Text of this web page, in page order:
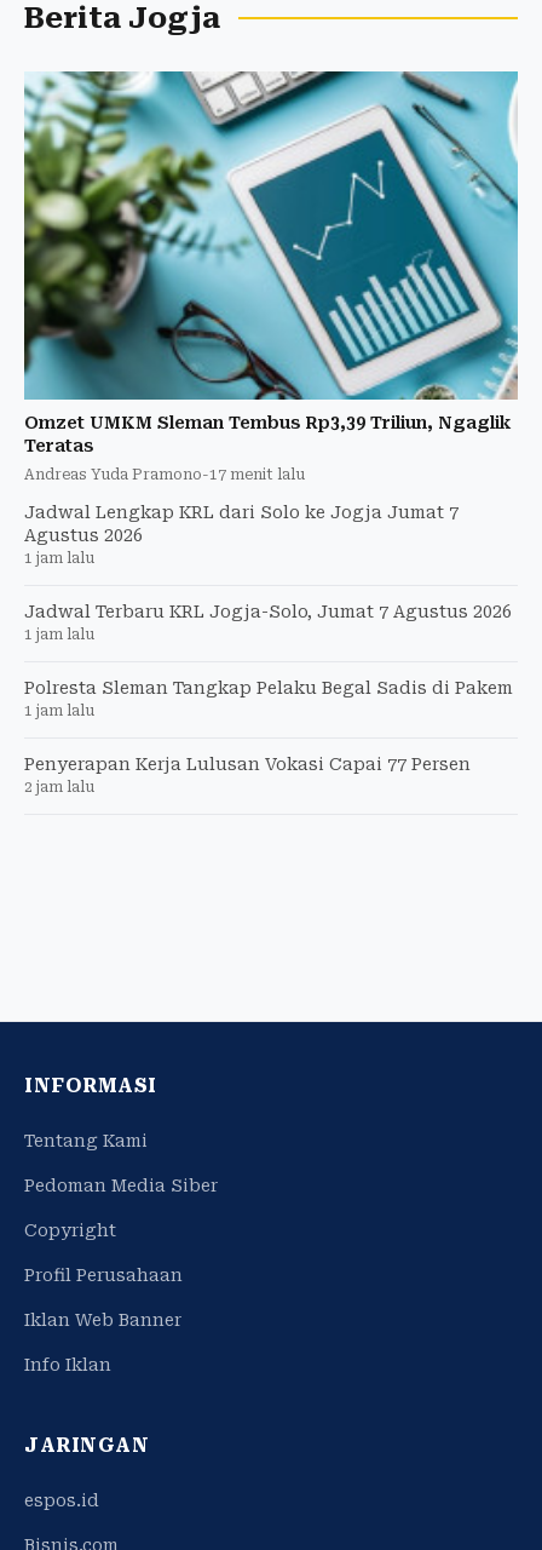
Berita Jogja
Omzet UMKM Sleman Tembus Rp3,39 Triliun, Ngaglik
Teratas
Andreas Yuda Pramono-17 menit lalu
Jadwal Lengkap KRL dari Solo ke Jogja Jumat 7
Agustus 2026
1 jam lalu
Jadwal Terbaru KRL Jogja-Solo, Jumat 7 Agustus 2026
1 jam lalu
Polresta Sleman Tangkap Pelaku Begal Sadis di Pakem
1 jam lalu
Penyerapan Kerja Lulusan Vokasi Capai 77 Persen
2 jam lalu
INFORMASI
Tentang Kami
Pedoman Media Siber
Copyright
Profil Perusahaan
Iklan Web Banner
Info Iklan
JARINGAN
espos.id
Bisnis.com